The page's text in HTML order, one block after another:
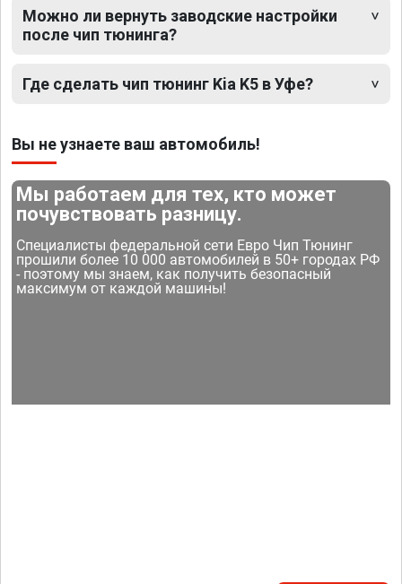
Можно ли вернуть заводские настройки
после чип тюнинга?
Где сделать чип тюнинг Kia K5 в Уфе?
Вы не узнаете ваш автомобиль!
Мы работаем для тех, кто может
почувствовать разницу.
Специалисты федеральной сети Евро Чип Тюнинг
прошили более 10 000 автомобилей в 50+ городах РФ
- поэтому мы знаем, как получить безопасный
максимум от каждой машины!